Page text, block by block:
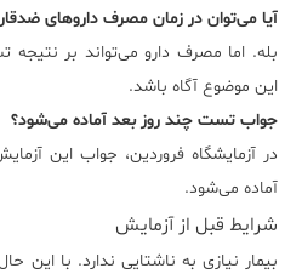
آیا می‌توان در زمان مصرف داروهای
بله. اما مصرف دارو می‌تواند بر نتیجه
این موضوع آگاه باشد.
جواب تست چند روز بعد آماده می‌شود؟
آماده می‌شود.
شرایط قبل از آزمایش
بیمار نیازی به ناشتایی ندارد. با این